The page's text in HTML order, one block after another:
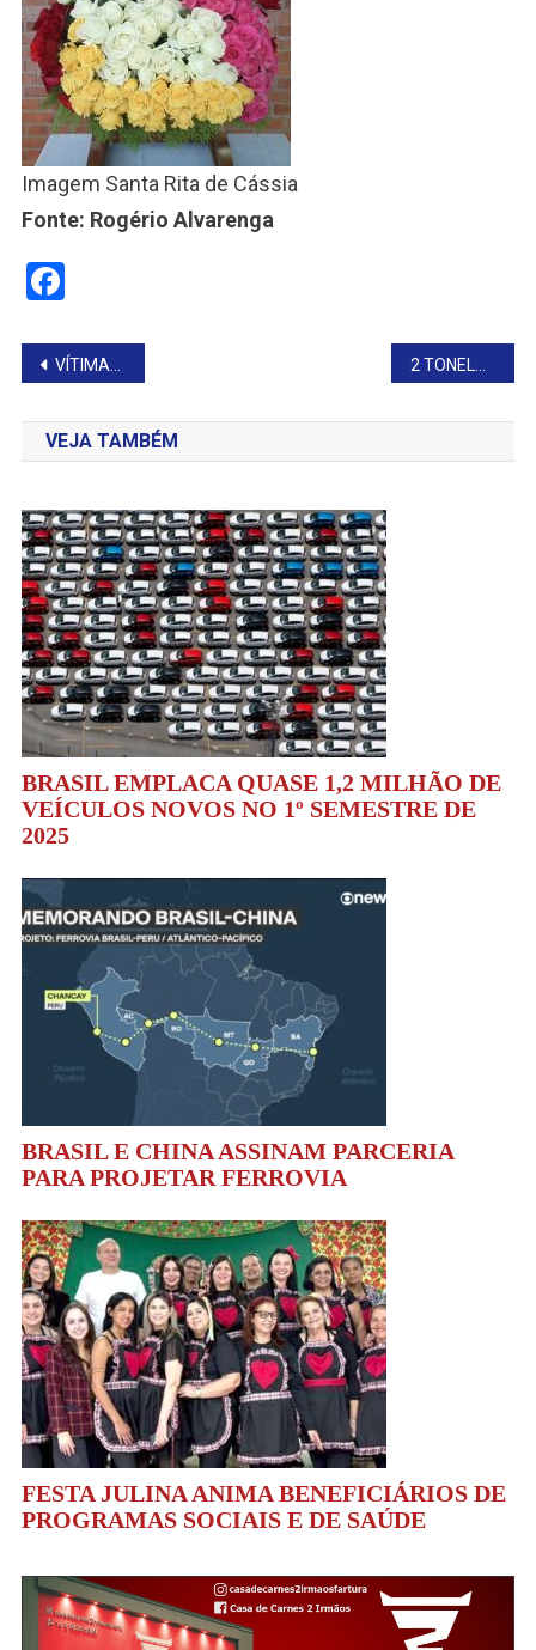
Imagem Santa Rita de Cássia
Fonte: Rogério Alvarenga
Facebook
Navegação
de
Post
VÍTIMAS DA GUERRA
VEJA TAMBÉM
BRASIL EMPLACA QUASE 1,2 MILHÃO DE
VEÍCULOS NOVOS NO 1º SEMESTRE DE
2025
BRASIL E CHINA ASSINAM PARCERIA
PARA PROJETAR FERROVIA
FESTA JULINA ANIMA BENEFICIÁRIOS DE
PROGRAMAS SOCIAIS E DE SAÚDE